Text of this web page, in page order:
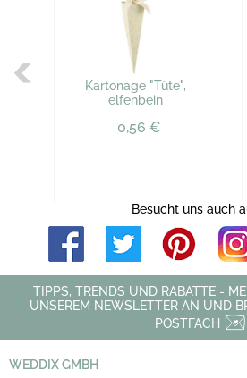
Kartonage "Tüte",
elfenbein
0,56 €
Besucht uns auch
TIPPS, TRENDS UND RABATTE -
UNSEREM NEWSLETTER AN UND
POSTFACH
WEDDIX GMBH